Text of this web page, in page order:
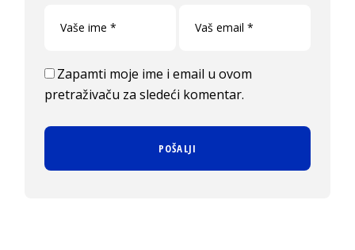
Zapamti moje ime i email u ovom
pretraživaču za sledeći komentar.